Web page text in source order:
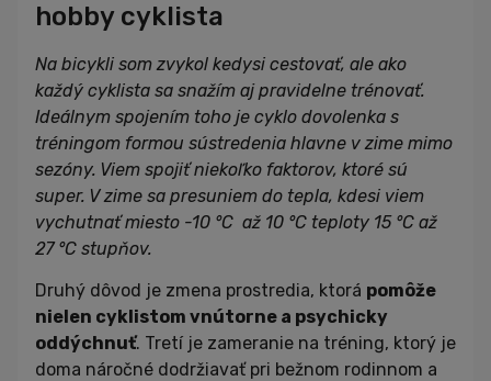
hobby cyklista
Na bicykli som zvykol kedysi cestovať, ale ako
každý cyklista sa snažím aj pravidelne trénovať.
Ideálnym spojením toho je cyklo dovolenka s
tréningom formou sústredenia hlavne v zime mimo
sezóny. Viem spojiť niekoľko faktorov, ktoré sú
super. V zime sa presuniem do tepla, kdesi viem
vychutnať miesto -10 °C až 10 °C teploty 15 °C až
27°C stupňov.
Druhý dôvod je zmena prostredia, ktorá pomôže
nielen cyklistom vnútorne a psychicky
oddýchnuť. Tretí je zameranie na tréning, ktorý je
doma náročné dodržiavať pri bežnom rodinnom a